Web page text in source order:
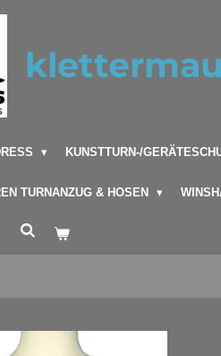
KUNSTTURN-/
TURNANZUG & HOSEN